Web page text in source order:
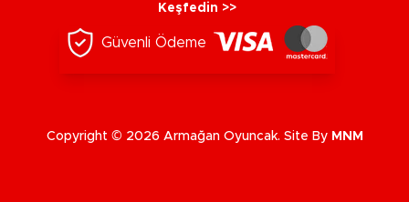
Keşfedin >>
Güvenli Ödeme
Copyright © 2026 Armağan Oyuncak. Site By MNM